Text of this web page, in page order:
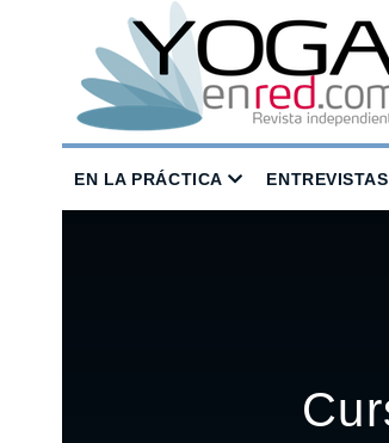
EN LA PRÁCTICA ENTREVISTAS